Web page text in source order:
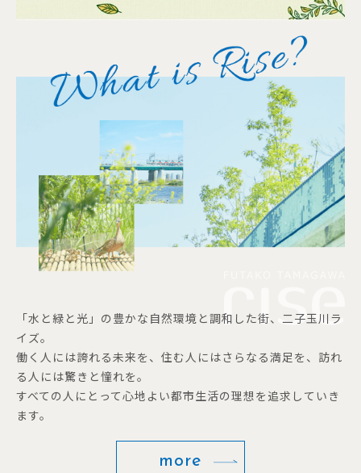
「水と緑と光」の豊かな自然環境と調和した街、二子玉川ラ
イズ。
働く人には誇れる未来を、住む人にはさらなる満足を、訪れ
る人には驚きと憧れを。
すべての人にとって心地よい都市生活の理想を追求していき
ます。
more